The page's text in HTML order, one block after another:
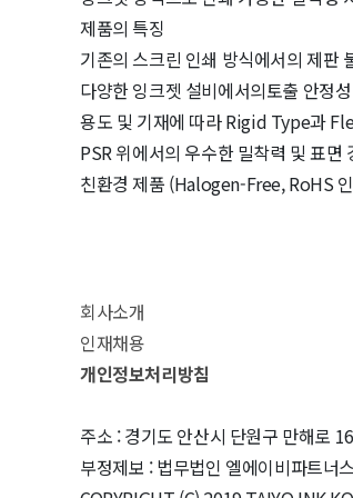
제품의 특징
기존의 스크린 인쇄 방식에서의 제판
다양한 잉크젯 설비에서의토출 안정
용도 및 기재에 따라 Rigid Type과
PSR 위에서의 우수한 밀착력 및 표면
친환경 제품 (Halogen-Free, RoHS
회사소개
인재채용
개인정보처리방침
주소 : 경기도 안산시 단원구 만해로
부정제보 : 법무법인 엘에이비파트